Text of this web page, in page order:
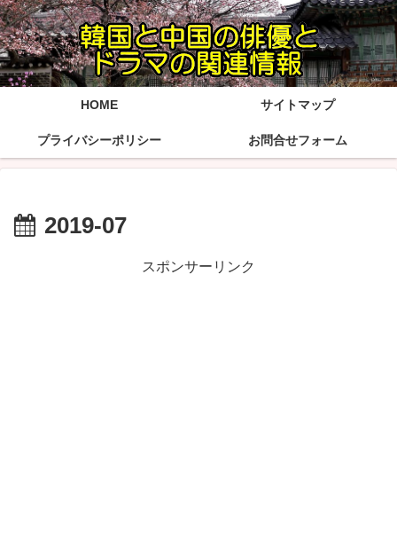
HOME サイトマップ
プライバシーポリシー お問合せフォーム
2019-07
スポンサーリンク